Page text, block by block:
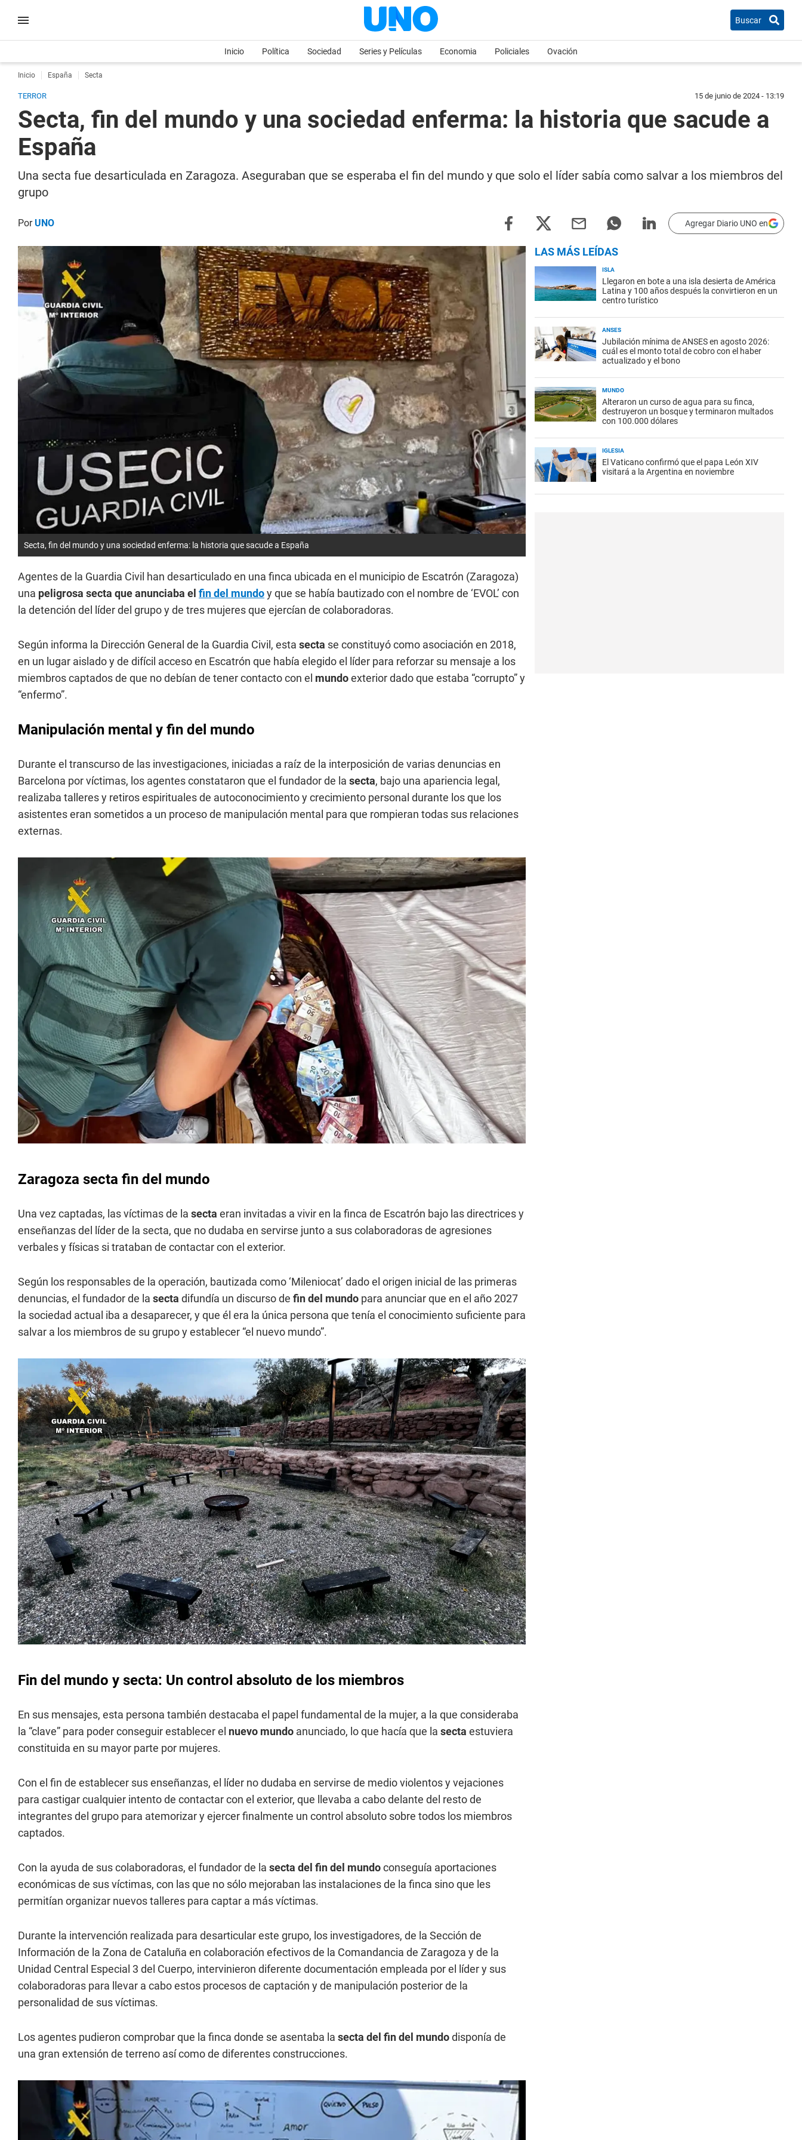
Buscar
Inicio Política Sociedad Series y Películas Economia Policiales Ovación
Inicio España Secta
TERROR 15 de junio de 2024 - 13:19
Secta, fin del mundo y una sociedad enferma: la historia que sacude a
España
Una secta fue desarticulada en Zaragoza. Aseguraban que se esperaba el fin del mundo y que solo el líder sabía como salvar a los miembros del
grupo
PorUNO Agregar Diario UNO en
Secta, fin del mundo y una sociedad enferma: la historia que sacude a España
Agentes de la Guardia Civil han desarticulado en una finca ubicada en el municipio de Escatrón (Zaragoza)
una peligrosa secta que anunciaba el fin del mundoy que se había bautizado con el nombre de ‘EVOL’ con
la detención del líder del grupo y de tres mujeres que ejercían de colaboradoras.
Según informa la Dirección General de la Guardia Civil, esta secta se constituyó como asociación en 2018,
en un lugar aislado y de difícil acceso en Escatrón que había elegido el líder para reforzar su mensaje a los
miembros captados de que no debían de tener contacto con el mundoexterior dado que estaba “corrupto” y
“enfermo”.
Manipulación mental y fin del mundo
Durante el transcurso de las investigaciones, iniciadas a raíz de la interposición de varias denuncias en
Barcelona por víctimas, los agentes constataron que el fundador de la secta, bajo una apariencia legal,
realizaba talleres y retiros espirituales de autoconocimiento y crecimiento personal durante los que los
asistentes eran sometidos a un proceso de manipulación mental para que rompieran todas sus relaciones
externas.
Zaragoza secta fin del mundo
Una vez captadas, las víctimas de la secta eran invitadas a vivir en la finca de Escatrón bajo las directrices y
enseñanzas del líder de la secta, que no dudaba en servirse junto a sus colaboradoras de agresiones
verbales y físicas si trataban de contactar con el exterior.
Según los responsables de la operación, bautizada como ‘Mileniocat’ dado el origen inicial de las primeras
denuncias, el fundador de la secta difundía un discurso de fin del mundo para anunciar que en el año 2027
la sociedad actual iba a desaparecer, y que él era la única persona que tenía el conocimiento suficiente para
salvar a los miembros de su grupo y establecer “el nuevo mundo”.
Fin del mundo y secta: Un control absoluto de los miembros
En sus mensajes, esta persona también destacaba el papel fundamental de la mujer, a la que consideraba
la “clave” para poder conseguir establecer el nuevo mundo anunciado, lo que hacía que la secta estuviera
constituida en su mayor parte por mujeres.
Con el fin de establecer sus enseñanzas, el líder no dudaba en servirse de medio violentos y vejaciones
para castigar cualquier intento de contactar con el exterior, que llevaba a cabo delante del resto de
integrantes del grupo para atemorizar y ejercer finalmente un control absoluto sobre todos los miembros
captados.
Con la ayuda de sus colaboradoras, el fundador de la secta del fin del mundoconseguía aportaciones
económicas de sus víctimas, con las que no sólo mejoraban las instalaciones de la finca sino que les
permitían organizar nuevos talleres para captar a más víctimas.
Durante la intervención realizada para desarticular este grupo, los investigadores, de la Sección de
Información de la Zona de Cataluña en colaboración efectivos de la Comandancia de Zaragoza y de la
Unidad Central Especial 3 del Cuerpo, intervinieron diferente documentación empleada por el líder y sus
colaboradoras para llevar a cabo estos procesos de captación y de manipulación posterior de la
personalidad de sus víctimas.
Los agentes pudieron comprobar que la finca donde se asentaba la secta del fin del mundodisponía de
una gran extensión de terreno así como de diferentes construcciones.
LAS MÁS LEÍDAS
ISLA
Llegaron en bote a una isla desierta de América
Latina y 100 años después la convirtieron en un
centro turístico
ANSES
Jubilación mínima de ANSES en agosto 2026:
cuál es el monto total de cobro con el haber
actualizado y el bono
MUNDO
Alteraron un curso de agua para su finca,
destruyeron un bosque y terminaron multados
con 100.000 dólares
IGLESIA
El Vaticano confirmó que el papa León XIV
visitará a la Argentina en noviembre